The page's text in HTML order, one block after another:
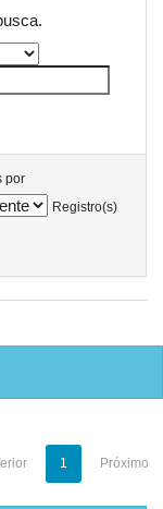
por
Registro(s)
1 Próximo